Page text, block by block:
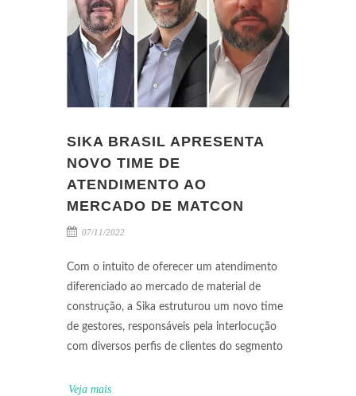
SIKA BRASIL APRESENTA
NOVO TIME DE
ATENDIMENTO AO
MERCADO DE MATCON
07/11/2022
Com o intuito de oferecer um atendimento
diferenciado ao mercado de material de
construção, a Sika estruturou um novo time
de gestores, responsáveis pela interlocução
com diversos perfis de clientes do segmento
Veja mais